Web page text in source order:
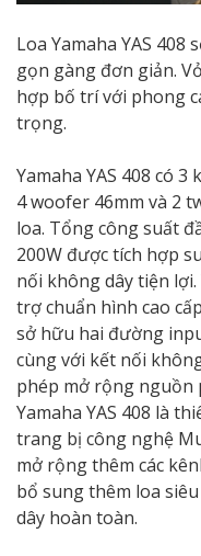
Loa Yamaha YAS
gọn gàng đơn giản.
hợp bố trí với phong
trọng.
Yamaha YAS 408 có
4 woofer 46mm và 2
loa. Tổng công suất
200W được tích hợp
nối không dây tiện
trợ chuẩn hình cao
sở hữu hai đường
cùng với kết nối
phép mở rộng nguồn
Yamaha YAS 408 là
trang bị công nghệ
mở rộng thêm các
bổ sung thêm loa
dây hoàn toàn.